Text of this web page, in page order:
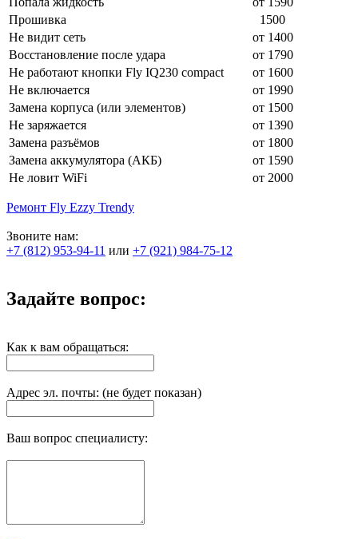
Прошивка
1500
Не видит сеть
от 1400
Восстановление после удара
от 1790
Не работают кнопки Fly IQ230 compact
от 1600
Не включается
от 1990
Замена корпуса (или элементов)
от 1500
Не заряжается
от 1390
Замена разъёмов
от 1800
Замена аккумулятора (АКБ)
от 1590
Не ловит WiFi
от 2000
Ремонт Fly Ezzy Trendy
Звоните нам:
+7 (812) 953-94-11 или +7 (921) 984-75-12
Задайте вопрос:
Как к вам обращаться:
Адрес эл. почты: (не будет показан)
Ваш вопрос специалисту: